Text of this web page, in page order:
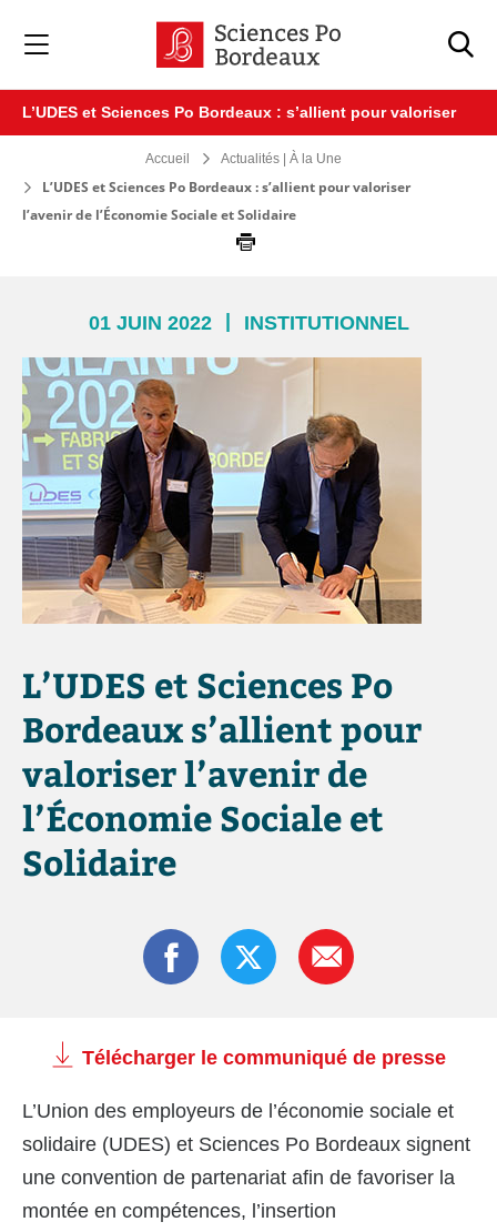
noter
Web
système
d'accessibilité.
L’UDES et Sciences Po Bordeaux : s’allient pour valoriser
l’avenir de l’Économie Sociale et Solidaire
Accueil Actualités | À la Une
L’UDES et Sciences Po Bordeaux : s’allient pour valoriser
l’avenir de l’Économie Sociale et Solidaire
01 JUIN 2022 INSTITUTIONNEL
L’UDES et Sciences Po
Bordeaux s’allient pour
valoriser l’avenir de
l’Économie Sociale et
Solidaire
Télécharger le communiqué de presse
L’Union des employeurs de l’économie sociale et
solidaire (UDES) et Sciences Po Bordeaux signent
une convention de partenariat afin de favoriser la
montée en compétences, l’insertion